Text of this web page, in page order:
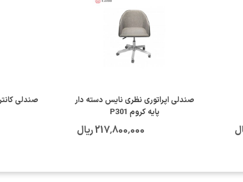
صندلی اپراتوری نظری نایس دسته دار
پایه کروم P301
217٬800٬000 ریال